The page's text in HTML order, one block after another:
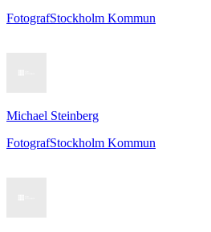
FotografStockholm Kommun
Michael Steinberg
FotografStockholm Kommun